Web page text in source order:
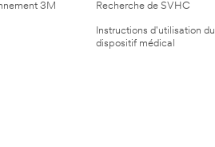
3M Recherche de SVHC
Instructions d'utilisation du
dispositif médical